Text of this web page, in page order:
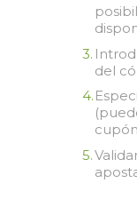
del